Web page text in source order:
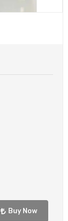
Buy Now